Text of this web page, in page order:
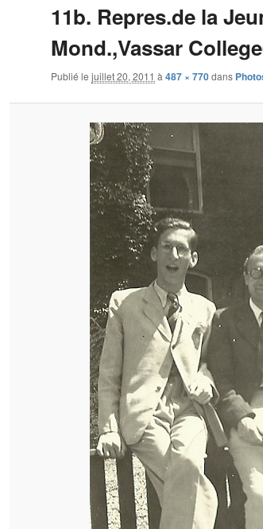
11b. Repres.de la
Mond.,Vassar
Publié le juillet 20, 2011 à 487 × 770dans